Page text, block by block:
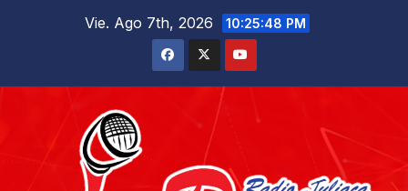
Vie. Ago 7th, 2026 10:25:49 PM